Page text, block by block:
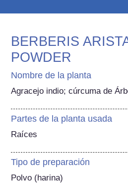
BERBERIS
POWDER
Nombre de la planta
Agracejo indio; cúrcuma de
Partes de la planta usada
Raíces
Tipo de preparación
Polvo (harina)